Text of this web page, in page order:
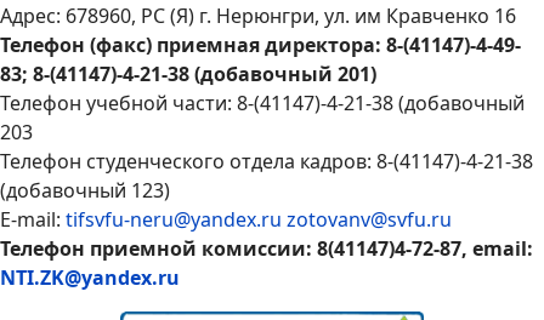
Адрес: 678960, РС (Я) г. Нерюнгри, ул. им Кравченко 16
Телефон (факс) приемная директора: 8-(41147)-4-49-
83; 8-(41147)-4-21-38 (добавочный 201)
Телефон учебной части: 8-(41147)-4-21-38 (добавочный
203
Телефон студенческого отдела кадров: 8-(41147)-4-21-38
(добавочный 123)
E-mail: tifsvfu-neru@yandex.ru zotovanv@svfu.ru
Телефон приемной комиссии: 8(41147)4-72-87, email:
NTI.ZK@yandex.ru